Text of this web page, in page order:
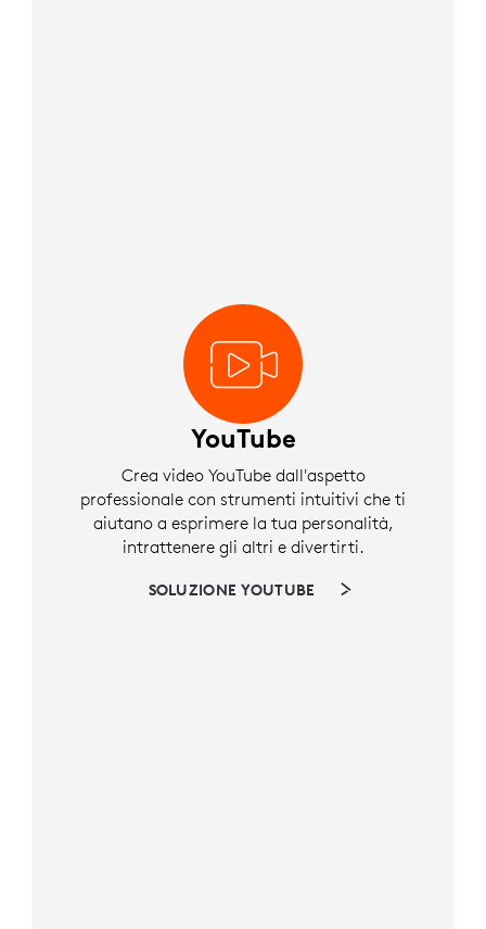
YouTube
Crea video YouTube dall'aspetto
professionale con strumenti intuitivi che ti
aiutano a esprimere la tua personalità,
intrattenere gli altri e divertirti.
SOLUZIONE YOUTUBE